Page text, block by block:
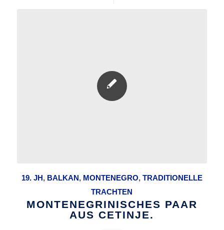
19. JH, BALKAN, MONTENEGRO, TRADITIONELLE
TRACHTEN
MONTENEGRINISCHES PAAR
AUS CETINJE.